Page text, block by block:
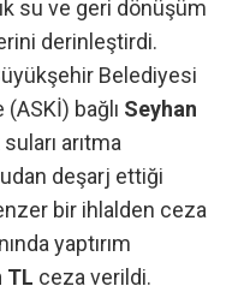
su ve geri dönüşüm
derinleştirdi.
Belediyesi
bağlı Seyhan
suları arıtma
deşarj ettiği
bir ihlalden ceza
yaptırım
TL ceza verildi.